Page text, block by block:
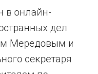
в онлайн-
дел
Мередовым и
секретаря